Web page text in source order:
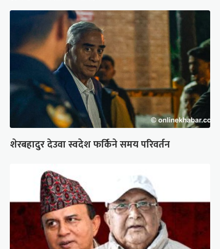
शेरबहादुर देउवा स्वदेश फर्किने समय परिवर्तन